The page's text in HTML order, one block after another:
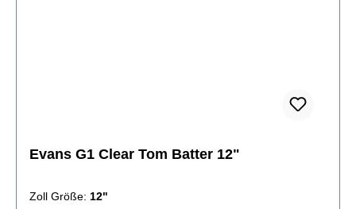
Evans G1 Clear Tom Batter 12"
Zoll Größe: 12"